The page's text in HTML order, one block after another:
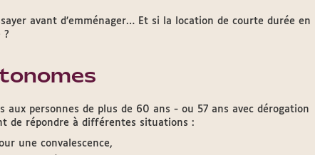
avant d’emménager… Et si la location de courte durée en
?
aux personnes de plus de 60 ans - ou 57 ans avec dérogation
de répondre à différentes situations :
une convalescence,